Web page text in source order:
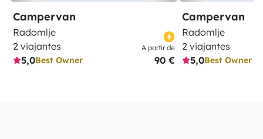
Campervan
Radomlje
2 viajantes
5,0Best Owner
A partir de
90 €
Campervan
Radomlje
2 viajantes
5,0Best Owner